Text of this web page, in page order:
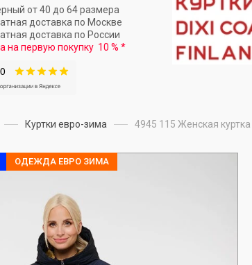
от 40 до 64 размера
доставка по Москве
доставка по России
на первую покупку 10 % *
Куртки евро-зима 4945 115 Женская
ОДЕЖДА ЕВРО ЗИМА